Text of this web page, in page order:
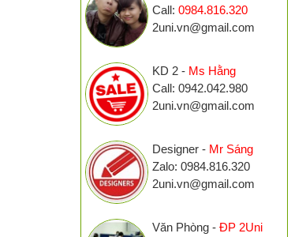
Call: 0984.816.320
2uni.vn@gmail.com
KD 2 - Ms Hằng
Call: 0942.042.980
2uni.vn@gmail.com
Designer - Mr Sáng
Zalo: 0984.816.320
2uni.vn@gmail.com
Văn Phòng - ĐP 2Uni